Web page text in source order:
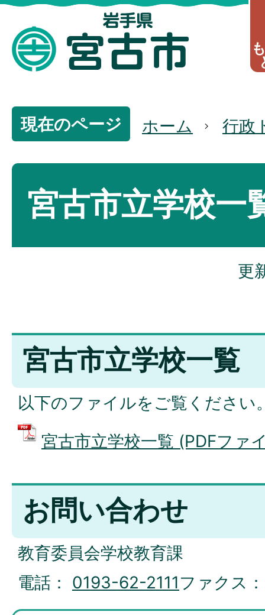
現在のページ ホーム 行政
宮古市立学校一
更
宮古市立学校一覧
以下のファイルをご覧ください
宮古市立学校一覧 (PDFファ
お問い合わせ
教育委員会学校教育課
電話： 0193-62-2111ファクス